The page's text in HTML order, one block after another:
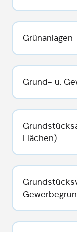
Grünanlagen
Grund- u.
Flächen)